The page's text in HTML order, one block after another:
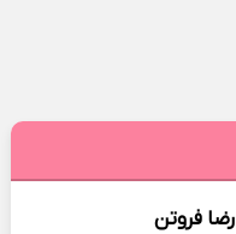
رضا فروتن